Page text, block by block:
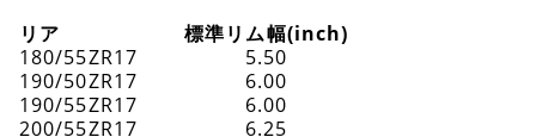
リア
180/55ZR17
190/50ZR17
190/55ZR17
200/55ZR17
標準リム幅(inch)
5.50
6.00
6.00
6.25